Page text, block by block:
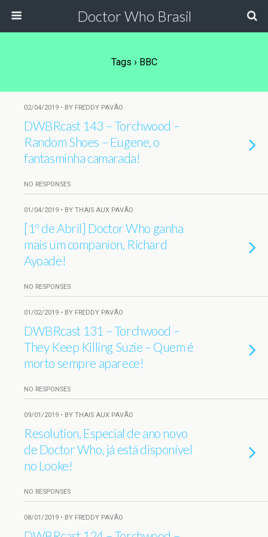
Doctor Who Brasil
Tags › BBC
02/04/2019 • BY FREDDY PAVÃO
DWBRcast 143 – Torchwood –
Random Shoes – Eugene, o
fantasminha camarada!
NO RESPONSES
01/04/2019 • BY THAIS AUX PAVÃO
[1º de Abril] Doctor Who ganha
mais um companion, Richard
Ayoade!
NO RESPONSES
01/02/2019 • BY FREDDY PAVÃO
DWBRcast 131 – Torchwood –
They Keep Killing Suzie – Quem é
morto sempre aparece!
NO RESPONSES
09/01/2019 • BY THAIS AUX PAVÃO
Resolution, Especial de ano novo
de Doctor Who, já está disponível
no Looke!
NO RESPONSES
08/01/2019 • BY FREDDY PAVÃO